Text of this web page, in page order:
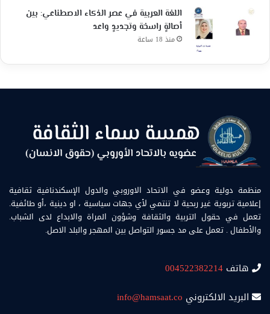
اللغة العربية في عصر الذكاء الاصطناعي: بين
أصالةٍ راسخة وتجديدٍ واعد
منذ 18 ساعة
منظمة دولية وعضو في الاتحاد الاوروبي والدول الإسكندنافية ثقافية
إعلامية تربوية غير ربحية لا تنتمي لأي جهات سياسية ، او دينية ،أو طائفية.
تعمل في حقول التربية والثقافة وشؤون المراة والابداع لدى الشباب.
والأطفال . تعمل على مد جسور التواصل بين المهجر والبلد الاصل.
هاتف 004522382214
البريد الالكتروني info@hamsaat.co